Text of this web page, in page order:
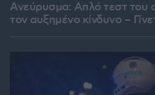
Ανεύρυσμα: Απλό τεστ του
τον αυξημένο κίνδυνο –